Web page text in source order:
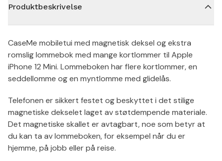
Produktbeskrivelse
CaseMe mobiletui med magnetisk deksel og ekstra
romslig lommebok med mange kortlommer til Apple
iPhone 12 Mini. Lommeboken har flere kortlommer, en
seddellomme og en myntlomme med glidelås.
Telefonen er sikkert festet og beskyttet i det stilige
magnetiske dekselet laget av støtdempende materiale.
Det magnetiske skallet er avtagbart, noe som betyr at
du kan ta av lommeboken, for eksempel når du er
hjemme, på jobb eller på reise.